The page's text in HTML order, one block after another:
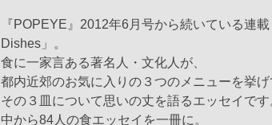
『POPEYE』2012年6月号から続いている連
Dishes」。
食に一家言ある著名人・文化人が、
都内近郊のお気に入りの３つのメニューを挙げ
その３皿について思いの丈を語るエッセイです
中から84人の食エッセイを一冊に。